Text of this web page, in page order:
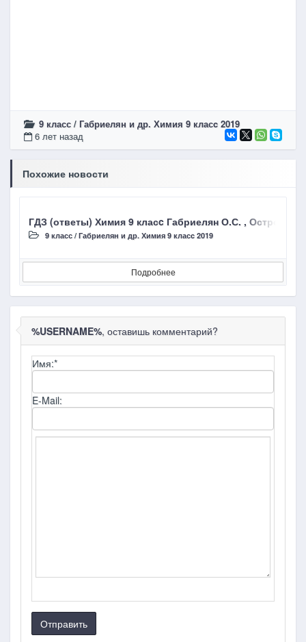
9 класс / Габриелян и др. Химия 9 класc 2019
6 лет назад
Похожие новости
ГДЗ (ответы) Химия 9 класc Габриелян О.С. ,
9 класс / Габриелян и др. Химия 9 класc 2019
Подробнее
%USERNAME%, оставишь комментарий?
Имя:*
E-Mail:
Отправить